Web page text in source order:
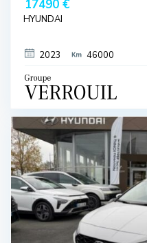
17490 €
HYUNDAI
2023 46000